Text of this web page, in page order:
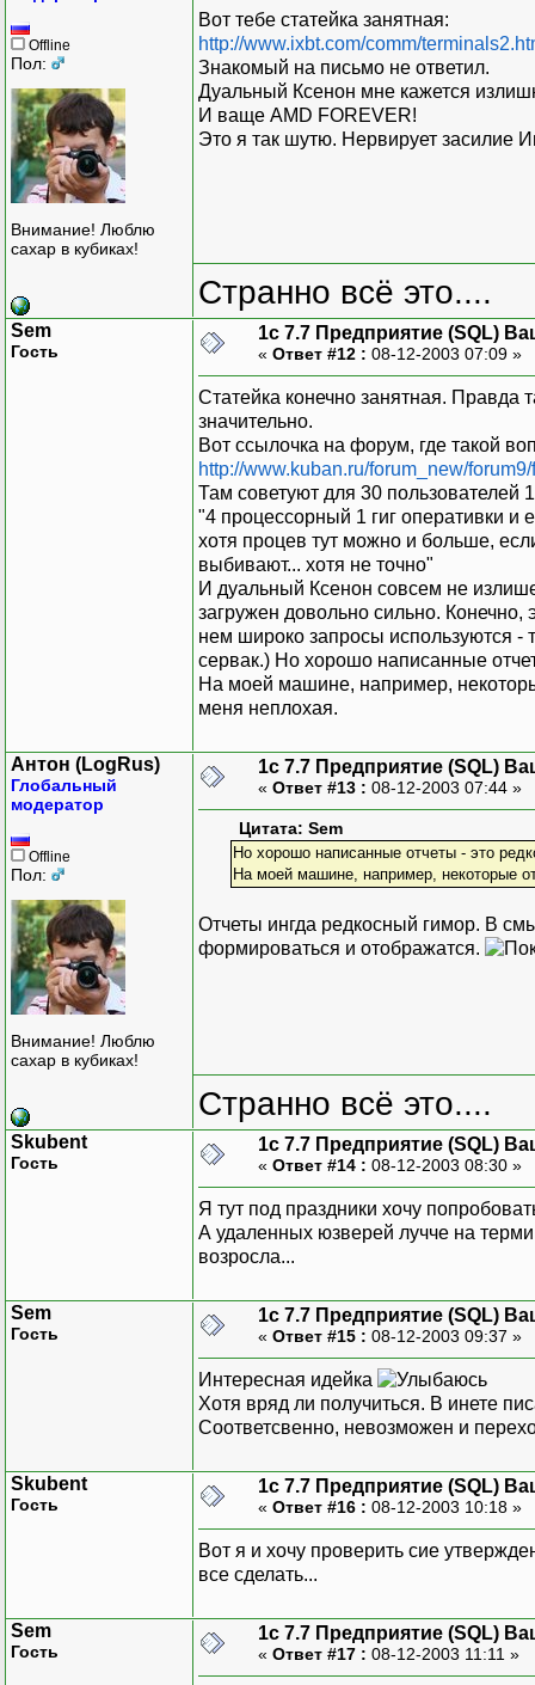
Offline
Пол:
Внимание! Люблю
сахар в кубиках!
Вот тебе статейка занятная:
http://www.ixbt.com/comm/
Знакомый на письмо не ответил.
Дуальный Ксенон мне кажется
И ваще AMD FOREVER!
Это я так шутю. Нервирует засилие
Странно всё это....
Sem
Гость
1с 7.7 Предприятие (SQL)
« Ответ #12 : 08-12-2003 07:09 »
Статейка конечно занятная. Правда
значительно.
Вот ссылочка на форум, где такой
http://www.kuban.ru/forum_new/
Там советуют для 30 пользователей
"4 процессорный 1 гиг оперативки и
хотя процев тут можно и больше,
выбивают... хотя не точно"
И дуальный Ксенон совсем не
загружен довольно сильно. Конечно,
нем широко запросы используются -
сервак.) Но хорошо написанные
На моей машине, например,
меня неплохая.
Антон (LogRus)
Глобальный
модератор
Offline
Пол:
Внимание! Люблю
сахар в кубиках!
1с 7.7 Предприятие (SQL)
« Ответ #13 : 08-12-2003 07:44 »
Цитата: Sem
Но хорошо написанные отчеты - это
На моей машине, например, некоторые
Отчеты ингда редкосный гимор. В
формироваться и отображатся.
Странно всё это....
Skubent
Гость
1с 7.7 Предприятие (SQL)
« Ответ #14 : 08-12-2003 08:30 »
Я тут под праздники хочу
А удаленных юзверей лучче на
возросла...
Sem
Гость
1с 7.7 Предприятие (SQL)
« Ответ #15 : 08-12-2003 09:37 »
Интересная идейка
Хотя вряд ли получиться. В инете
Соответсвенно, невозможен и
Skubent
Гость
1с 7.7 Предприятие (SQL)
« Ответ #16 : 08-12-2003 10:18 »
Вот я и хочу проверить сие
все сделать...
Sem
Гость
1с 7.7 Предприятие (SQL)
« Ответ #17 : 08-12-2003 11:11 »